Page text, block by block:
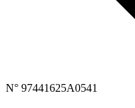
N° 97441625A0541